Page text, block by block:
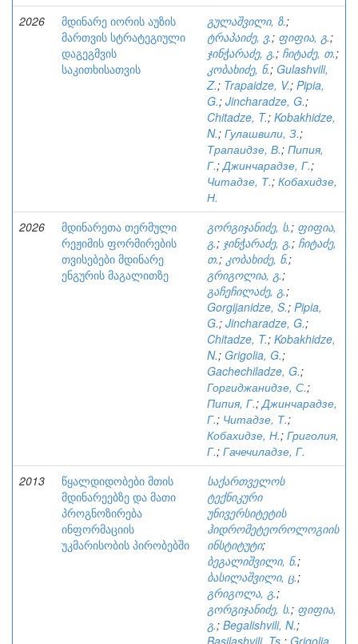
2026
მდინარე იორის აუზის
მართვის სტრატეგიული
დაგეგმვის
საკითხისათვის
გულაშვილი, ზ.;
ტრაპაიძე, ვ.; ფიფია, გ.;
ჯინჭარაძე, გ.; ჩიტაძე, თ.;
კობახიძე, ნ.; Gulashvili,
Z.; Trapaidze, V.; Pipia,
G.; Jincharadze, G.;
Chitadze, T.; Kobakhidze,
N.; Гулашвили, З.;
Трапаидзе, В.; Пипия,
Г.;Джинчарадзе, Г.;
Читадзе, Т.; Кобахидзе,
Н.
2026
მდინარეთა თერმული
რეჟიმის ფორმირების
თვისებები მდინარე
ენგურის მაგალითზე
გორგიჯანიძე, ს.; ფიფია,
გ.; ჯინჭარაძე, გ.; ჩიტაძე,
თ.; კობახიძე, ნ.;
გრიგოლია, გ.;
გაჩეჩილაძე, გ.;
Gorgijanidze, S.; Pipia,
G.; Jincharadze, G.;
Chitadze, T.; Kobakhidze,
N.; Grigolia, G.;
Gachechiladze, G.;
Горгиджанидзе, С.;
Пипия, Г.;Джинчарадзе,
Г.; Читадзе, Т.;
Кобахидзе, Н.; Григолия,
Г.; Гачечиладзе, Г.
2013
წყალდიდობები მთის
მდინარეებზე და მათი
პროგნოზირება
ინფორმაციის
უკმარისობის პირობებში
საქართველოს
ტექნიკური
უნივერსიტეტის
ჰიდრომეტეოროლოგიის
ინსტიტუტი;
ბეგალიშვილი, ნ.;
ბასილაშვილი, ც.;
გრიგოლა, გ.;
გორგიჯანიძე, ს.; ფიფია,
გ.; Begalishvili, N.;
Basilashvili, Ts. ; Grigolia,